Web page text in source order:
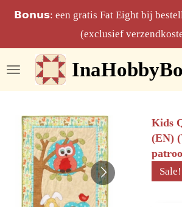
Ga
de
hoofdinhoud
𝗕𝗼𝗻𝘂𝘀: een gratis Fat Eight bij
(exclusief
Kids
(EN)
Sale!